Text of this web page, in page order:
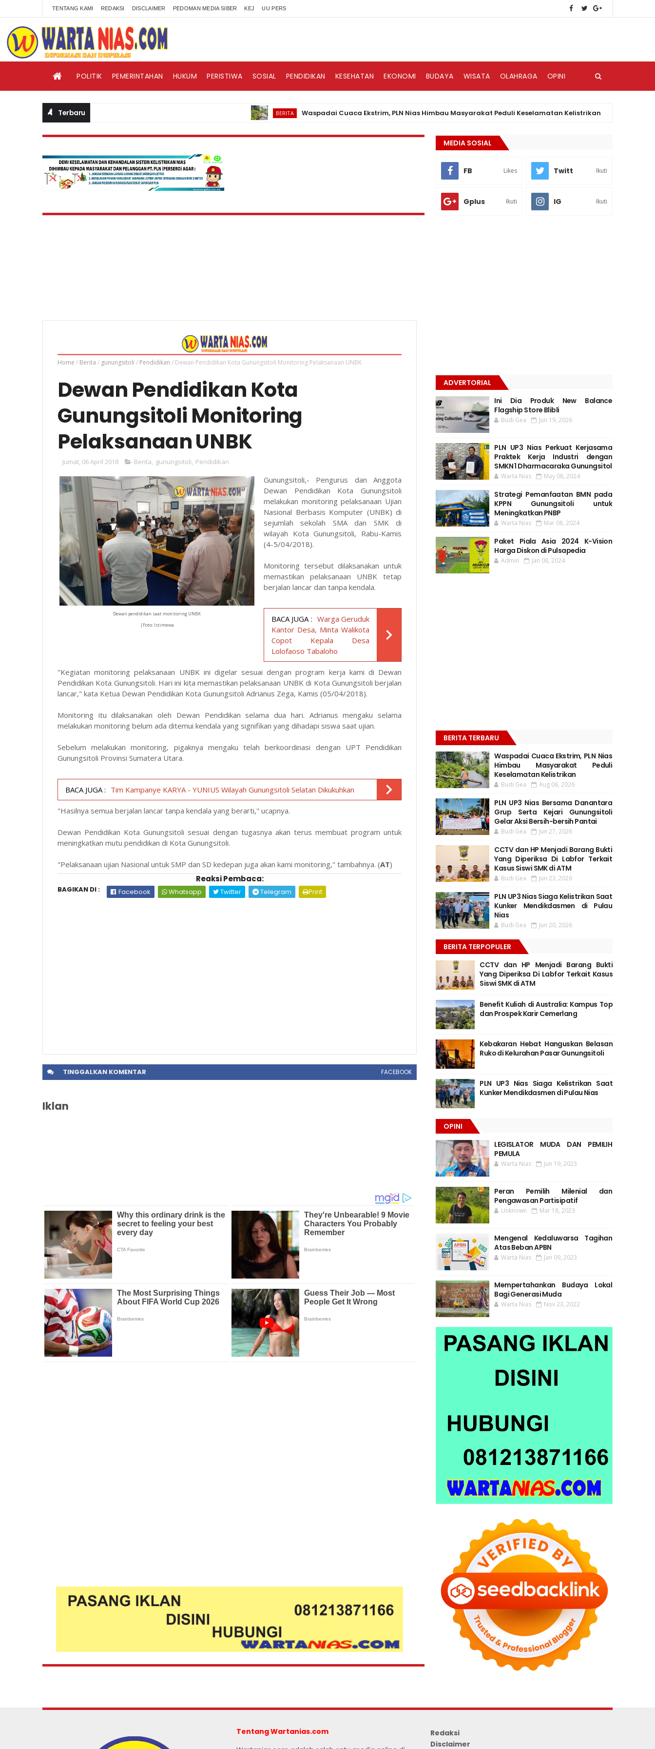
TENTANG KAMI REDAKSI DISCLAIMER PEDOMAN MEDIA SIBER KEJ UU PERS
POLITIK PEMERINTAHAN HUKUM PERISTIWA SOSIAL PENDIDIKAN KESEHATAN EKONOMI BUDAYA WISATA OLAHRAGA OPINI
Terbaru BERITA Waspadai Cuaca Ekstrim, PLN Nias Himbau Masyarakat Peduli Keselamatan Kelistrikan
Home / Berita / gunungsitoli / Pendidikan / Dewan Pendidikan Kota Gunungsitoli Monitoring Pelaksanaan UNBK
Dewan Pendidikan Kota
Gunungsitoli Monitoring
Pelaksanaan UNBK
Jumat, 06 April 2018 Berita gunungsitoli Pendidikan
Dewan pendidikan saat monitoring UNBK
|Foto: Istimewa
Gunungsitoli,- Pengurus dan Anggota
Dewan Pendidikan Kota Gunungsitoli
melakukan monitoring pelaksanaan Ujian
Nasional Berbasis Komputer (UNBK) di
sejumlah sekolah SMA dan SMK di
wilayah Kota Gunungsitoli, Rabu-Kamis
(4-5/04/2018).
Monitoring tersebut dilaksanakan untuk
memastikan pelaksanaan UNBK tetap
berjalan lancar dan tanpa kendala.
BACA JUGA : Warga Geruduk
Kantor Desa, Minta Walikota
Copot Kepala Desa
Lolofaoso Tabaloho
"Kegiatan monitoring pelaksanaan UNBK ini digelar sesuai dengan program kerja kami di Dewan
Pendidikan Kota Gunungsitoli. Hari ini kita memastikan pelaksanaan UNBK di Kota Gunungsitoli berjalan
lancar," kata Ketua Dewan Pendidikan Kota Gunungsitoli Adrianus Zega, Kamis (05/04/2018).
Monitoring itu dilaksanakan oleh Dewan Pendidikan selama dua hari. Adrianus mengaku selama
melakukan monitoring belum ada ditemui kendala yang signifikan yang dihadapi siswa saat ujian.
Sebelum melakukan monitoring, pigaknya mengaku telah berkoordinasi dengan UPT Pendidikan
Gunungsitoli Provinsi Sumatera Utara.
BACA JUGA : Tim Kampanye KARYA - YUNIUS Wilayah Gunungsitoli Selatan Dikukuhkan
"Hasilnya semua berjalan lancar tanpa kendala yang berarti," ucapnya.
Dewan Pendidikan Kota Gunungsitoli sesuai dengan tugasnya akan terus membuat program untuk
meningkatkan mutu pendidikan di Kota Gunungsitoli.
"Pelaksanaan ujian Nasional untuk SMP dan SD kedepan juga akan kami monitoring," tambahnya. (AT)
Reaksi Pembaca:
BAGIKAN DI : Facebook Whatsapp Twitter Telegram Print
TINGGALKAN KOMENTAR FACEBOOK
Iklan
MEDIA SOSIAL
FB Likes Twitt Ikuti
Gplus Ikuti IG Ikuti
ADVERTORIAL
Ini Dia Produk New Balance
Flagship Store Blibli
Budi Gea Jun 19, 2026
PLN UP3 Nias Perkuat Kerjasama
Praktek Kerja Industri dengan
SMKN 1 Dharmacaraka Gunungsitol
Warta Nias May 08, 2024
Strategi Pemanfaatan BMN pada
KPPN Gunungsitoli untuk
Meningkatkan PNBP
Warta Nias Mar 08, 2024
Paket Piala Asia 2024 K-Vision
Harga Diskon di Pulsapedia
Admin Jan 08, 2024
BERITA TERBARU
Waspadai Cuaca Ekstrim, PLN Nias
Himbau Masyarakat Peduli
Keselamatan Kelistrikan
Budi Gea Aug 06, 2026
PLN UP3 Nias Bersama Danantara
Grup Serta Kejari Gunungsitoli
Gelar Aksi Bersih-bersih Pantai
Budi Gea Jun 27, 2026
CCTV dan HP Menjadi Barang Bukti
Yang Diperiksa Di Labfor Terkait
Kasus Siswi SMK di ATM
Budi Gea Jun 23, 2026
PLN UP3 Nias Siaga Kelistrikan Saat
Kunker Mendikdasmen di Pulau
Nias
Budi Gea Jun 20, 2026
BERITA TERPOPULER
CCTV dan HP Menjadi Barang Bukti
Yang Diperiksa Di Labfor Terkait Kasus
Siswi SMK di ATM
Benefit Kuliah di Australia: Kampus Top
dan Prospek Karir Cemerlang
Kebakaran Hebat Hanguskan Belasan
Ruko di Kelurahan Pasar Gunungsitoli
PLN UP3 Nias Siaga Kelistrikan Saat
Kunker Mendikdasmen di Pulau Nias
OPINI
LEGISLATOR MUDA DAN PEMILIH
PEMULA
Warta Nias Jun 19, 2023
Peran Pemilih Milenial dan
Pengawasan Partisipatif
Unknown Mar 18, 2023
Mengenal Kedaluwarsa Tagihan
Atas Beban APBN
Warta Nias Jan 09, 2023
Mempertahankan Budaya Lokal
Bagi Generasi Muda
Warta Nias Nov 23, 2022
Tentang Wartanias.com
Redaksi
Disclaimer